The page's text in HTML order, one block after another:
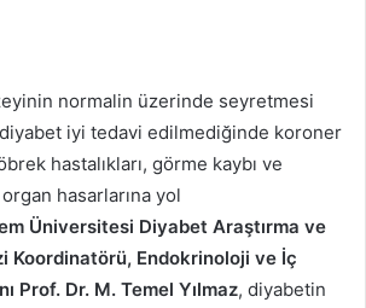
normalin üzerinde seyretmesi
iyi tedavi edilmediğinde koroner
hastalıkları, görme kaybı ve
hasarlarına yol
Üniversitesi Diyabet Araştırma ve
Koordinatörü, Endokrinoloji ve İç
Prof. Dr. M. Temel Yılmaz, diyabetin